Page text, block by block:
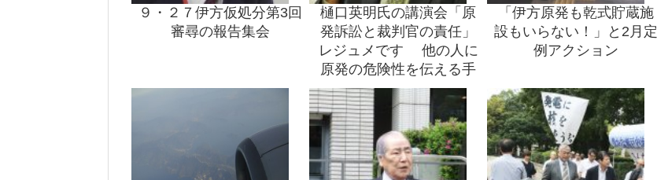
９・２７伊方仮処分第3回
審尋の報告集会
樋口英明氏の講演会「原
発訴訟と裁判官の責任」
レジュメです 他の人に
原発の危険性を伝える手
段としてご活用を！！
「伊方原発も乾式貯蔵施
設もいらない！」と2月定
例アクション